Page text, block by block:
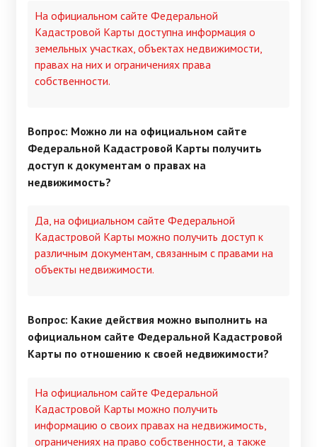
На официальном сайте Федеральной
Кадастровой Карты доступна информация о
земельных участках, объектах недвижимости,
правах на них и ограничениях права
собственности.
Вопрос: Можно ли на официальном сайте
Федеральной Кадастровой Карты получить
доступ к документам о правах на
недвижимость?
Да, на официальном сайте Федеральной
Кадастровой Карты можно получить доступ к
различным документам, связанным с правами на
объекты недвижимости.
Вопрос: Какие действия можно выполнить на
официальном сайте Федеральной Кадастровой
Карты по отношению к своей недвижимости?
На официальном сайте Федеральной
Кадастровой Карты можно получить
информацию о своих правах на недвижимость,
ограничениях на право собственности, а также